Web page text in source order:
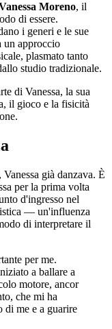
Moreno, il
di essere.
i generi e le sue
un approccio
plasmato tanto
studio tradizionale.
di Vanessa, la sua
il gioco e la fisicità
già danzava. È
per la prima volta
d'ingresso nel
— un'influenza
di interpretare il
per me.
a ballare a
motore, ancor
che mi ha
di me e a guarire